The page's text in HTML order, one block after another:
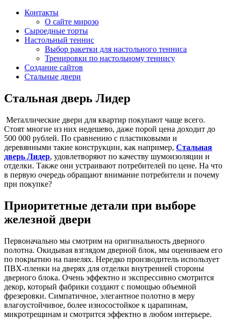
Контакты
О сайте мирозо
Сыроедные торты
Настольный теннис
Выбор ракетки для настольного тенниса
Тренировки по настольному теннису
Создание сайтов
Стальные двери
Стальная дверь Лидер
Металлические двери для квартир покупают чаще всего.
Стоят многие из них недешево, даже порой цена доходит до
500 000 рублей. По сравнению с пластиковыми и
деревянными такие конструкции, как например, Стальная
дверь Лидер, удовлетворяют по качеству шумоизоляции и
отделки. Также они устраивают потребителей по цене. На что
в первую очередь обращают внимание потребители и почему
при покупке?
Приоритетные детали при выборе
железной двери
Первоначально мы смотрим на оригинальность дверного
полотна. Окидывая взглядом дверной блок, мы оцениваем его
по покрытию на панелях. Нередко производитель использует
ПВХ-пленки на дверях для отделки внутренней стороны
дверного блока. Очень эффектно и экспрессивно смотрится
декор, который фабрики создают с помощью объемной
фрезеровки. Симпатичное, элегантное полотно в меру
влагоустойчивое, более износостойкое к царапинам,
микротрещинам и смотрится эффектно в любом интерьере.